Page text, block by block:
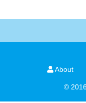
About
©